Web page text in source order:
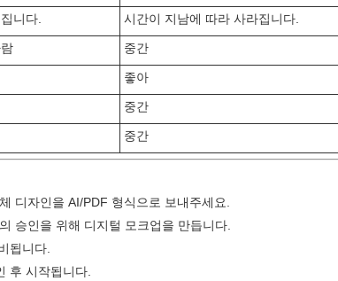
니다. 시간이 지남에 따라 사라집니다.
중간
좋아
중간
중간
디자인을 AI/PDF 형식으로 보내주세요.
승인을 위해 디지털 모크업을 만듭니다.
됩니다.
후 시작됩니다.